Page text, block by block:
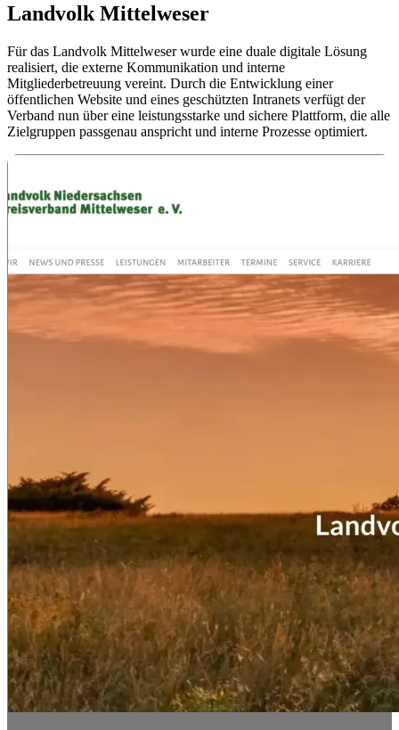
Landvolk Mittelweser
Für das Landvolk Mittelweser wurde eine duale digitale Lösung
realisiert, die externe Kommunikation und interne
Mitgliederbetreuung vereint. Durch die Entwicklung einer
öffentlichen Website und eines geschützten Intranets verfügt der
Verband nun über eine leistungsstarke und sichere Plattform, die alle
Zielgruppen passgenau anspricht und interne Prozesse optimiert.